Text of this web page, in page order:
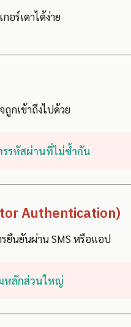
อร์เดาได้ง่าย
กเข้าถึงไปด้วย
รรหัสผ่านที่ไม่ซ้ำกัน
Authentication)
ยืนยันผ่าน SMS หรือแอป
หลักส่วนใหญ่